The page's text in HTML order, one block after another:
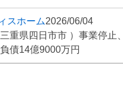
スホーム2026/06/04
三重県四日市市 ）事業停止
債14億9000万円